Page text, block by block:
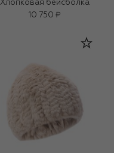
Хлопковая бейсболка
10 750 ₽